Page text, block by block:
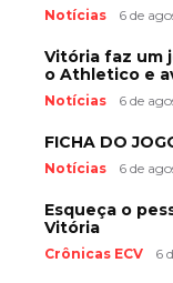
Notícias 6 de
Vitória faz um
o Athletico e
Notícias 6 de
FICHA DO
Notícias 6 de
Esqueça o
Vitória
Crônicas ECV 6